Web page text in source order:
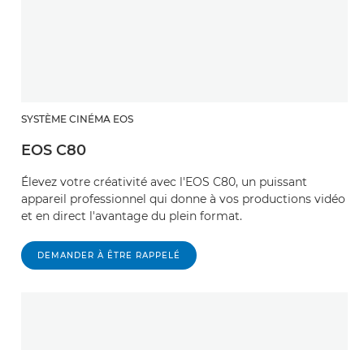
SYSTÈME CINÉMA EOS
EOS C80
Élevez votre créativité avec l'EOS C80, un puissant
appareil professionnel qui donne à vos productions vidéo
et en direct l'avantage du plein format.
DEMANDER À ÊTRE RAPPELÉ